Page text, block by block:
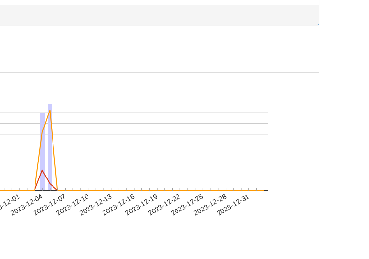
01
2023-12-042023-12-072023-12-102023-12-132023-12-162023-12-192023-12-222023-12-252023-12-282023-12-31